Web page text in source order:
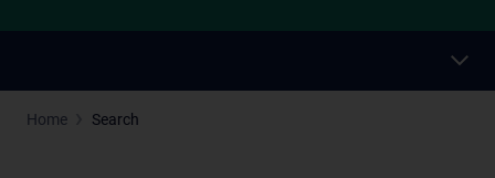
Home Search